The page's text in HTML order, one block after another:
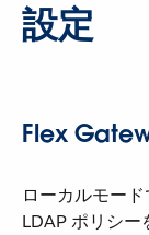
設定
Flex
ローカルモー
LDAP ポリシ